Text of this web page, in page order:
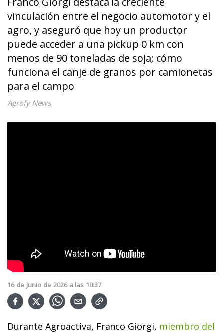
vinculación entre el negocio automotor y el
agro, y aseguró que hoy un productor
puede acceder a una pickup 0 km con
menos de 90 toneladas de soja; cómo
funciona el canje de granos por camionetas
para el campo
Agrofy News
16 de Junio de 2026 a las 10:37
Durante Agroactiva, Franco Giorgi, miembro del